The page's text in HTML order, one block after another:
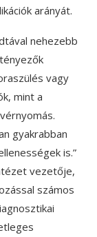
arányát.
nehezebb
vagy
mint a
gyakrabban
is.”
vezetője,
számos